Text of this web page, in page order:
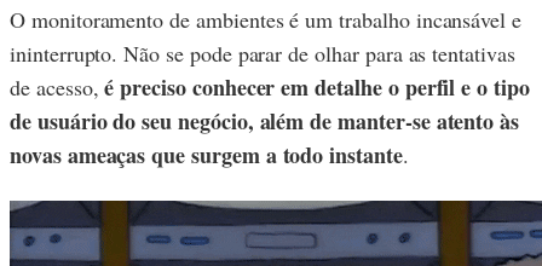
O monitoramento de ambientes é um trabalho incansável e
ininterrupto. Não se pode parar de olhar para as tentativas
de acesso,é preciso conhecer em detalhe o perfil e o tipo
de usuário do seu negócio, além de manter-se atento às
novas ameaças que surgem a todo instante.